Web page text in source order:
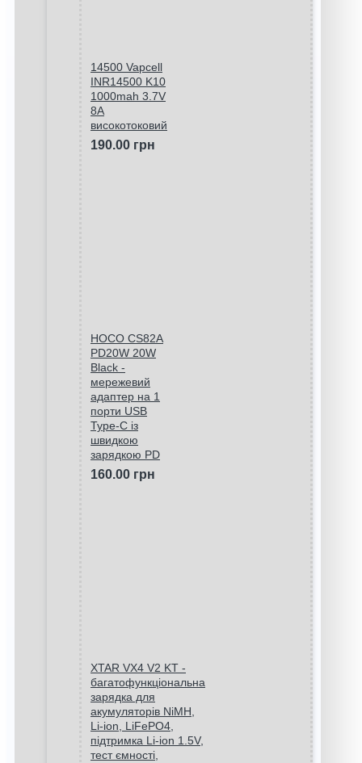
14500 Vapcell
INR14500 K10
1000mah 3.7V
8A
високотоковий
190.00 грн
HOCO CS82A
PD20W 20W
Black -
мережевий
адаптер на 1
порти USB
Type-C із
швидкою
зарядкою PD
160.00 грн
XTAR VX4 V2 KT -
багатофункціональна
зарядка для
акумуляторів NiMH,
Li-ion, LiFePO4,
підтримка Li-ion 1.5V,
тест ємності,